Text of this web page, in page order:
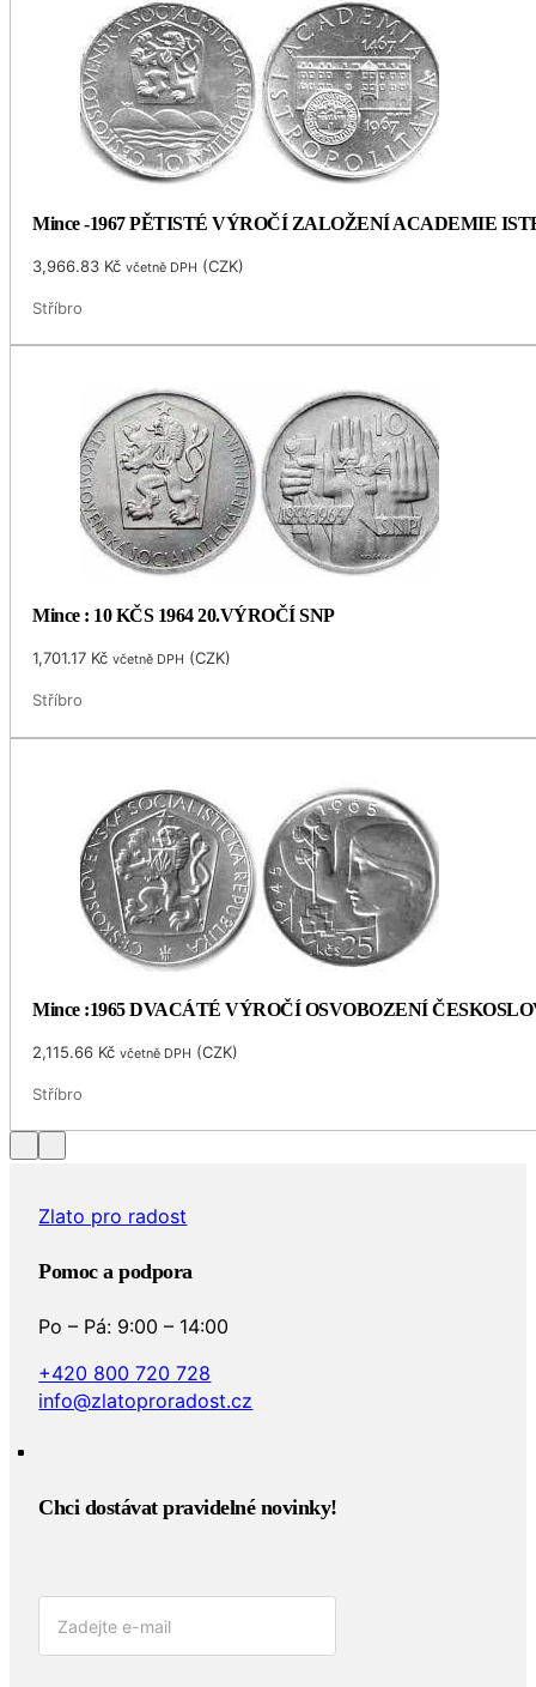
Mince -1967 PĚTISTÉ VÝROČÍ ZALOŽENÍ ACADEMIE
3,966.83 Kč včetně DPH (CZK)
Stříbro
Mince : 10 KČS 1964 20.VÝROČÍ SNP
1,701.17 Kč včetně DPH (CZK)
Stříbro
Mince :1965 DVACÁTÉ VÝROČÍ OSVOBOZENÍ
2,115.66 Kč včetně DPH (CZK)
Stříbro
Zlato pro radost
Pomoc a podpora
Po – Pá: 9:00 – 14:00
+420 800 720 728
info@zlatoproradost.cz
Chci dostávat pravidelné novinky!​